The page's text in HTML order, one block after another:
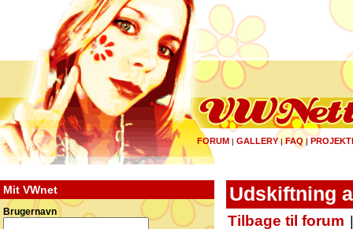
FORUM | GALLERY|FAQ |
Mit VWnet
Brugernavn
Udskiftning
Tilbage til forum